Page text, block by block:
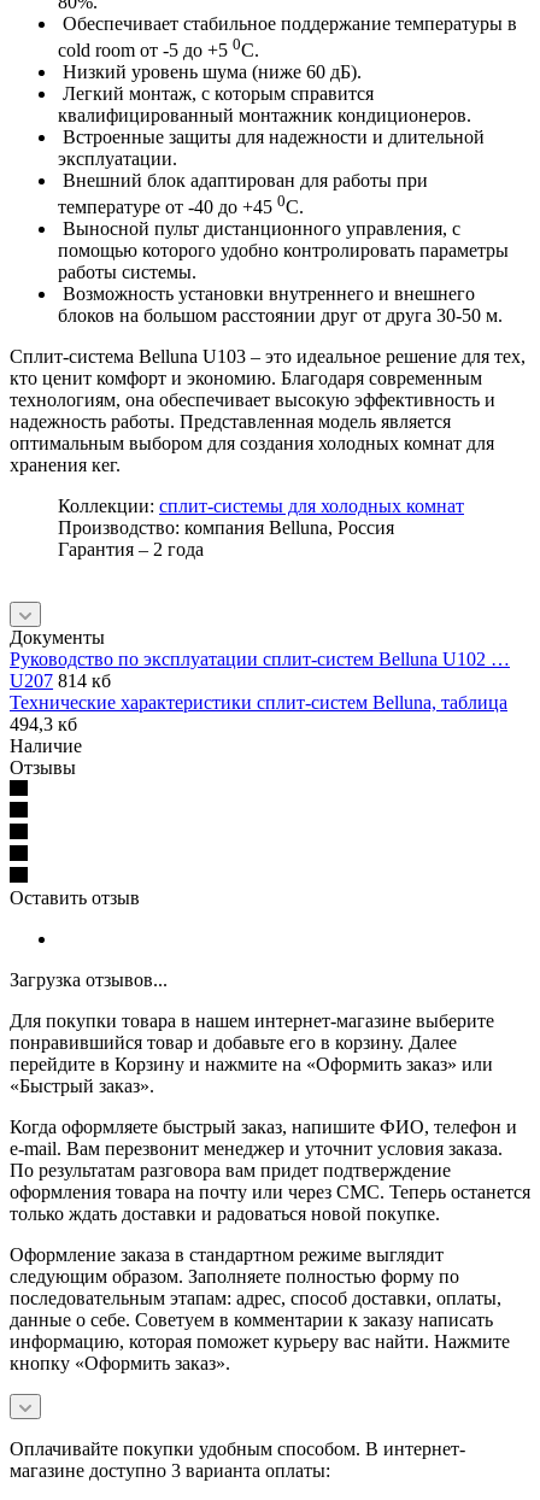
Обеспечивает стабильное поддержание температуры в
cold room от -5 до +5 0C.
Низкий уровень шума (ниже 60 дБ).
Легкий монтаж, с которым справится
квалифицированный монтажник кондиционеров.
Встроенные защиты для надежности и длительной
эксплуатации.
Внешний блок адаптирован для работы при
температуре от -40 до +45 0С.
Выносной пульт дистанционного управления, с
помощью которого удобно контролировать параметры
работы системы.
Возможность установки внутреннего и внешнего
блоков на большом расстоянии друг от друга 30-50 м.
Сплит-система Belluna U103 – это идеальное решение для тех,
кто ценит комфорт и экономию. Благодаря современным
технологиям, она обеспечивает высокую эффективность и
надежность работы. Представленная модель является
оптимальным выбором для создания холодных комнат для
хранения кег.
Коллекции: сплит-системы для холодных комнат
Производство: компания Belluna, Россия
Гарантия – 2 года
Документы
Руководство по эксплуатации сплит-систем Belluna U102 …
U207 814 кб
Технические характеристики сплит-систем Belluna, таблица
494,3 кб
Наличие
Отзывы
Оставить отзыв
Загрузка отзывов...
Для покупки товара в нашем интернет-магазине выберите
понравившийся товар и добавьте его в корзину. Далее
перейдите в Корзину и нажмите на «Оформить заказ» или
«Быстрый заказ».
Когда оформляете быстрый заказ, напишите ФИО, телефон и
e-mail. Вам перезвонит менеджер и уточнит условия заказа.
По результатам разговора вам придет подтверждение
оформления товара на почту или через СМС. Теперь останется
только ждать доставки и радоваться новой покупке.
Оформление заказа в стандартном режиме выглядит
следующим образом. Заполняете полностью форму по
последовательным этапам: адрес, способ доставки, оплаты,
данные о себе. Советуем в комментарии к заказу написать
информацию, которая поможет курьеру вас найти. Нажмите
кнопку «Оформить заказ».
Оплачивайте покупки удобным способом. В интернет-
магазине доступно 3 варианта оплаты: